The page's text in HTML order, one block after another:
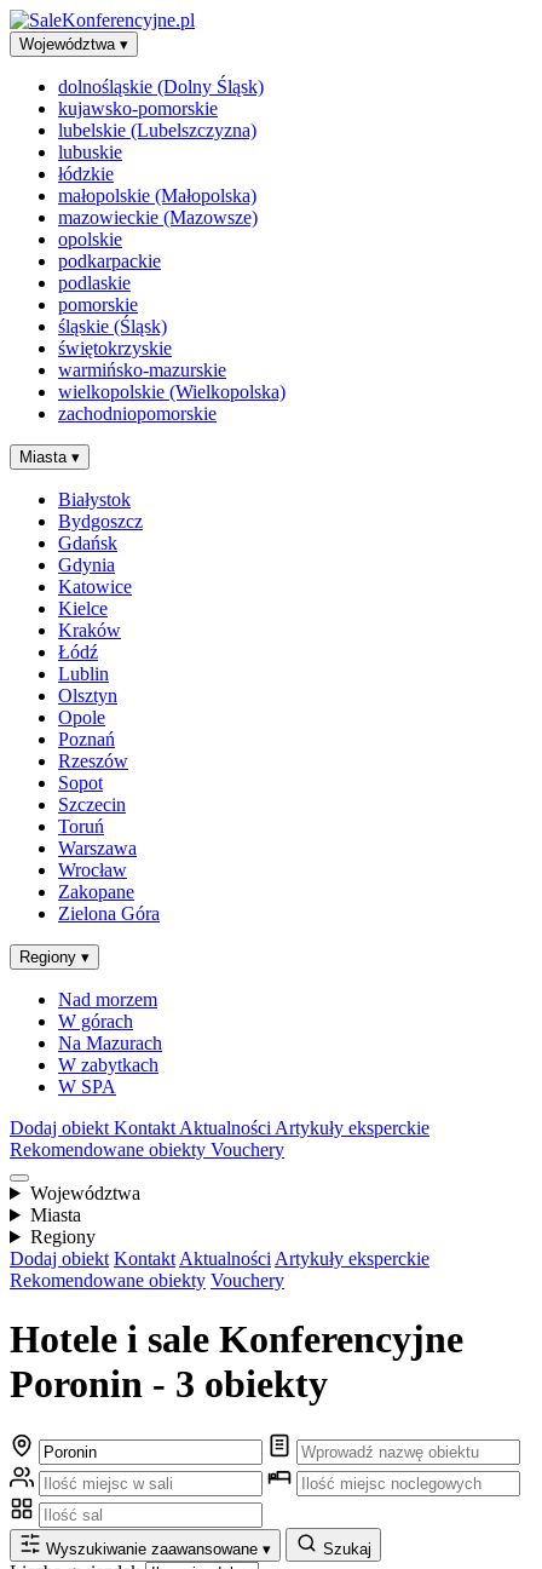
Województwa ▾
dolnośląskie (Dolny Śląsk)
kujawsko-pomorskie
lubelskie (Lubelszczyzna)
lubuskie
łódzkie
małopolskie (Małopolska)
mazowieckie (Mazowsze)
opolskie
podkarpackie
podlaskie
pomorskie
śląskie (Śląsk)
świętokrzyskie
warmińsko-mazurskie
wielkopolskie (Wielkopolska)
zachodniopomorskie
Miasta ▾
Białystok
Bydgoszcz
Gdańsk
Gdynia
Katowice
Kielce
Kraków
Łódź
Lublin
Olsztyn
Opole
Poznań
Rzeszów
Sopot
Szczecin
Toruń
Warszawa
Wrocław
Zakopane
Zielona Góra
Regiony ▾
Nad morzem
W górach
Na Mazurach
W zabytkach
W SPA
Dodaj obiekt Kontakt Aktualności Artykuły eksperckie
Rekomendowane obiekty Vouchery
Województwa
Miasta
Regiony
Dodaj obiekt Kontakt Aktualności Artykuły eksperckie
Rekomendowane obiekty Vouchery
Hotele i sale Konferencyjne
Poronin - 3 obiekty
Wyszukiwanie zaawansowane ▾ Szukaj